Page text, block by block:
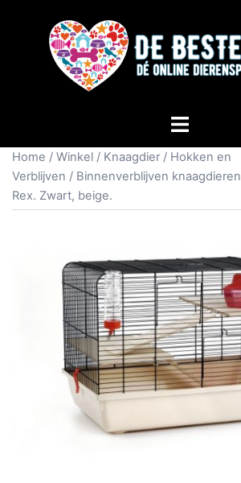
Home / Winkel / Knaagdier / Hokken en
Verblijven / Binnenverblijven knaagdieren
Rex. Zwart, beige.